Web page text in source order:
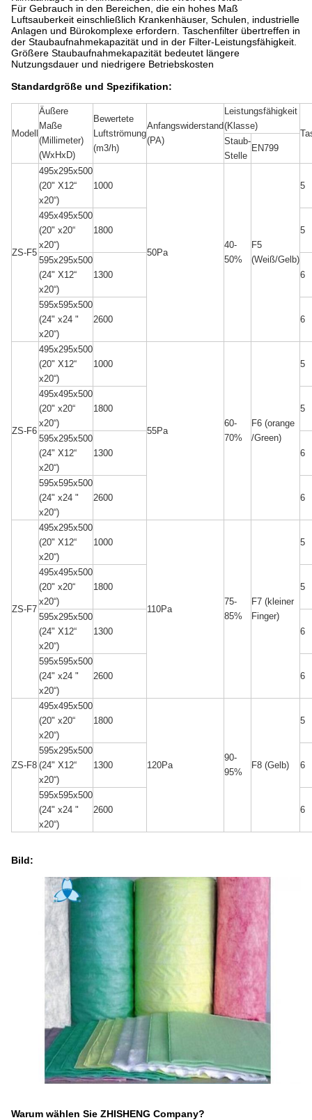
Für Gebrauch in den Bereichen, die ein hohes Maß
Luftsauberkeit einschließlich Krankenhäuser, Schulen, industrielle
Anlagen und Bürokomplexe erfordern. Taschenfilter übertreffen in
der Staubaufnahmekapazität und in der Filter-Leistungsfähigkeit.
Größere Staubaufnahmekapazität bedeutet längere
Nutzungsdauer und niedrigere Betriebskosten
Standardgröße und Spezifikation:
Modell
Äußere
Maße
(Millimeter)
(WxHxD)
Bewertete
Luftströmung
(m3/h)
Anfangswiderstand
(PA)
Leistungsfähigkeit
(Klasse)
Staub-
Stelle
EN799
ZS-F5
495x295x500
(20" X12“
x20“)
1000
50Pa
40-
50%
F5
(Weiß/Gelb)
5
495x495x500
(20" x20“
x20“)
1800 5
595x295x500
(24" X12“
x20“)
1300 6
595x595x500
(24" x24 "
x20“)
2600 6
ZS-F6
495x295x500
(20" X12“
x20“)
1000
55Pa
60-
70%
F6 (orange
/Green)
5
495x495x500
(20" x20“
x20“)
1800 5
595x295x500
(24" X12“
x20“)
1300 6
595x595x500
(24" x24 "
x20“)
2600 6
ZS-F7
495x295x500
(20" X12“
x20“)
1000
110Pa
75-
85%
F7 (kleiner
Finger)
5
495x495x500
(20" x20“
x20“)
1800 5
595x295x500
(24" X12“
x20“)
1300 6
595x595x500
(24" x24 "
x20“)
2600 6
ZS-F8
495x495x500
(20" x20“
x20“)
1800
120Pa
90-
95%
F8 (Gelb)
5
595x295x500
(24" X12“
x20“)
1300 6
595x595x500
(24" x24 "
x20“)
2600 6
Bild:
Warum wählen Sie ZHISHENG Company?